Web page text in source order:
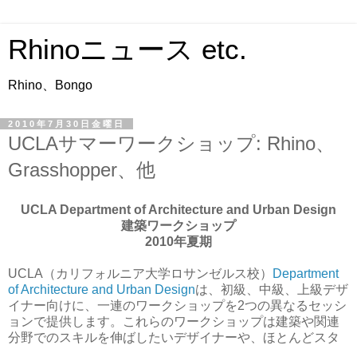
Rhinoニュース etc.
Rhino、Bongo
2010年7月30日金曜日
UCLAサマーワークショップ: Rhino、
Grasshopper、他
UCLA Department of Architecture and Urban Design
建築ワークショップ
2010年夏期
UCLA（カリフォルニア大学ロサンゼルス校）
Department
of Architecture and Urban Designは、初級、中級、上級デザ
イナー向けに、一連のワークショップを2つの異なるセッシ
ョンで提供します。これらのワークショップは建築や関連
分野でのスキルを伸ばしたいデザイナーや、ほとんどスタ